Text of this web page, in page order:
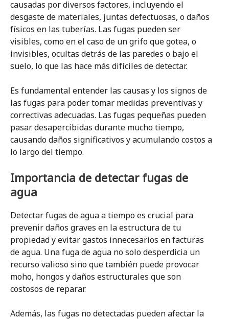
causadas por diversos factores, incluyendo el
desgaste de materiales, juntas defectuosas, o daños
físicos en las tuberías. Las fugas pueden ser
visibles, como en el caso de un grifo que gotea, o
invisibles, ocultas detrás de las paredes o bajo el
suelo, lo que las hace más difíciles de detectar.
Es fundamental entender las causas y los signos de
las fugas para poder tomar medidas preventivas y
correctivas adecuadas. Las fugas pequeñas pueden
pasar desapercibidas durante mucho tiempo,
causando daños significativos y acumulando costos a
lo largo del tiempo.
Importancia de detectar fugas de
agua
Detectar fugas de agua a tiempo es crucial para
prevenir daños graves en la estructura de tu
propiedad y evitar gastos innecesarios en facturas
de agua. Una fuga de agua no solo desperdicia un
recurso valioso sino que también puede provocar
moho, hongos y daños estructurales que son
costosos de reparar.
Además, las fugas no detectadas pueden afectar la